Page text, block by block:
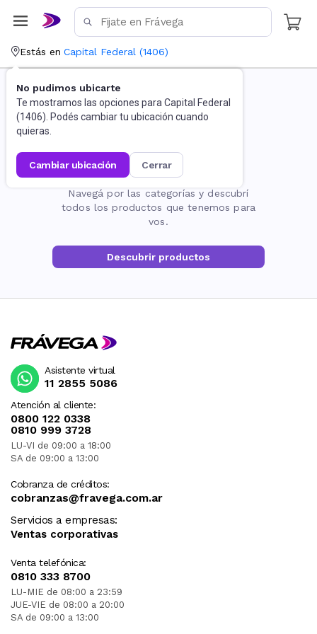
Estás en Capital Federal (1406)
No pudimos ubicarte
Te mostramos las opciones para Capital Federal
(1406). Podés cambiar tu ubicación cuando
quieras.
cambiar ubicación cerrar
La página no existe
Navegá por las categorías y descubrí
todos los productos que tenemos para
vos.
Descubrir productos
Atención al cliente:
0800 122 0338
0810 999 3728
LU-VI de 09:00 a 18:00
SA de 09:00 a 13:00
Cobranza de créditos:
cobranzas@fravega.com.ar
Servicios a empresas:
Ventas corporativas
Venta telefónica:
0810 333 8700
LU-MIE de 08:00 a 23:59
JUE-VIE de 08:00 a 20:00
SA de 09:00 a 13:00
Asistente virtual
11 2855 5086